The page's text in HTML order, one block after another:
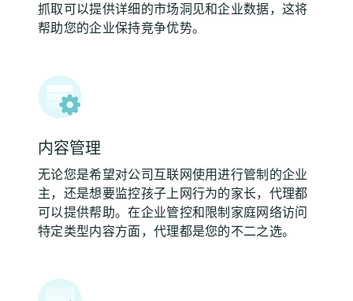
抓取可以提供详细的市场洞见和企业数据，这将
帮助您的企业保持竞争优势。
内容管理
无论您是希望对公司互联网使用进行管制的企业
主，还是想要监控孩子上网行为的家长，代理都
可以提供帮助。在企业管控和限制家庭网络访问
特定类型内容方面，代理都是您的不二之选。